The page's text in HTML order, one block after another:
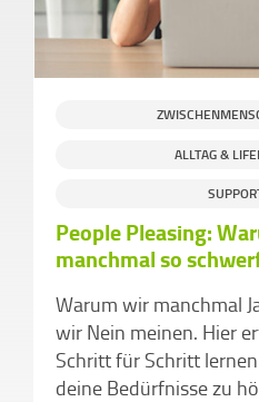
ALLTAG &
People Pleasing:
manchmal so
Warum wir manchmal
wir Nein meinen. Hier
Schritt für Schritt
deine Bedürfnisse zu